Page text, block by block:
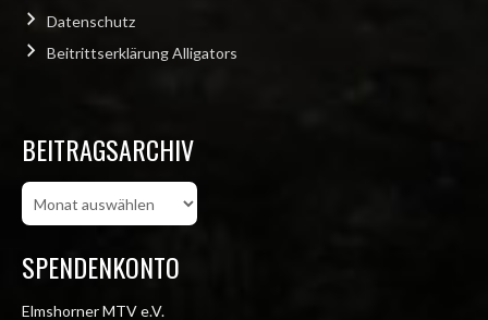
Datenschutz
Beitrittserklärung Alligators
BEITRAGSARCHIV
Beitragsarchiv
SPENDENKONTO
Elmshorner MTV e.V.